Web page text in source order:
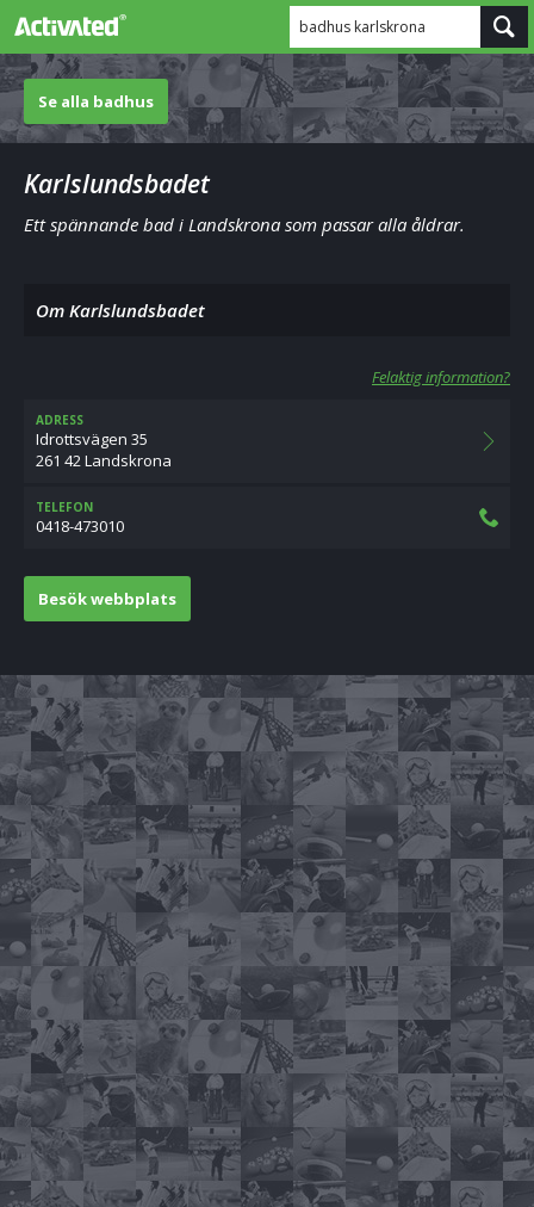
badhus karlskrona
Se alla badhus
Karlslundsbadet
Ett spännande bad i Landskrona som passar alla åldrar.
Om Karlslundsbadet
Felaktig information?
ADRESS
Idrottsvägen 35
261 42 Landskrona
TELEFON
0418-473010
Besök webbplats